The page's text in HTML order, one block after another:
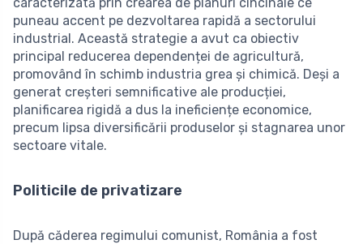
puneau accent pe dezvoltarea rapidă a sectorului
industrial. Această strategie a avut ca obiectiv
principal reducerea dependenței de agricultură,
promovând în schimb industria grea și chimică. Deși a
generat creșteri semnificative ale producției,
planificarea rigidă a dus la ineficiențe economice,
precum lipsa diversificării produselor și stagnarea unor
sectoare vitale.
Politicile de privatizare
După căderea regimului comunist, România a fost